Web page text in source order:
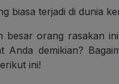
biasa terjadi di dunia
besar orang rasakan
Anda demikian?
ini!